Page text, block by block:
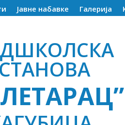
Јавне набавке Галерија